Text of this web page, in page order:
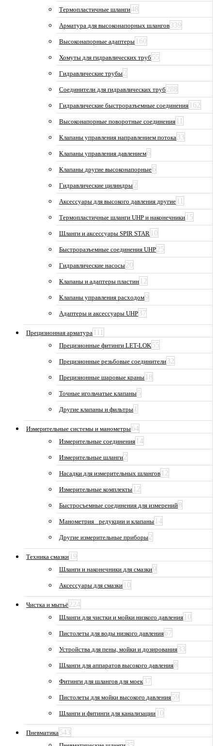
Термопластичные шланги48
Арматура для высоконапорных шлангов339
Высоконапорные адаптеры 160
Хомуты для гидравлических труб 55
Гидравлические трубы2
Соединители для гидравлических труб 288
Гидравлические быстроразъемные соединения 162
Высоконапорные поворотные соединения 11
Клапаны управления направлением потока33
Клапаны управления давлением6
Клапаны другие высоконапорные6
Гидравлические цилиндры2
Аксессуары для высокого давления другие 11
Термопластичные шланги UHP и наконечники 15
Шланги и аксессуары SPIR STAR 10
Быстроразъемные соединения UHP25
Гидравлические насосы20
Клапаны и адаптеры пластин 12
Клапаны управления расходом9
Адаптеры и аксессуары UHP37
Прецизионная арматура 111
Прецизионные фитинги LET-LOK55
Прецизионные резьбовые соединители32
Прецизионные шаровые краны 18
Точные игольчатые клапаны5
Другие клапаны и фильтры 1
Измерительные системы и манометры64
Измерительные соединения 14
Измерительные шланги2
Насадки для измерительных шлангов 12
Измерительные комплекты 12
Быстросъемные соединения для измерений8
Манометрия_ редукции и клапаны 14
Другие измерительные приборы2
Техника смазки 19
Шланги и наконечники для смазки9
Аксессуары для смазки 10
Чистка и мытьё224
Шланги для чистки и мойки низкого давления 10
Пистолеты для воды низкого давления67
Устройства для пены, мойки и дозирования33
Шланги для аппаратов высокого давления8
Фитинги для шлангов для моек37
Пистолеты для мойки высокого давления59
Шланги и фитинги для канализации 10
Пневматика543